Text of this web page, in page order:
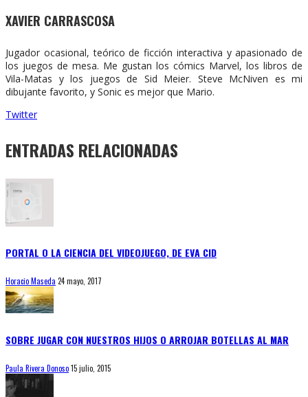
XAVIER CARRASCOSA
Jugador ocasional, teórico de ficción interactiva y apasionado de
los juegos de mesa. Me gustan los cómics Marvel, los libros de
Vila-Matas y los juegos de Sid Meier. Steve McNiven es mi
dibujante favorito, y Sonic es mejor que Mario.
Twitter
ENTRADAS RELACIONADAS
PORTAL O LA CIENCIA DEL VIDEOJUEGO, DE EVA CID
Horacio Maseda 24 mayo, 2017
SOBRE JUGAR CON NUESTROS HIJOS O ARROJAR BOTELLAS AL MAR
Paula Rivera Donoso15 julio, 2015